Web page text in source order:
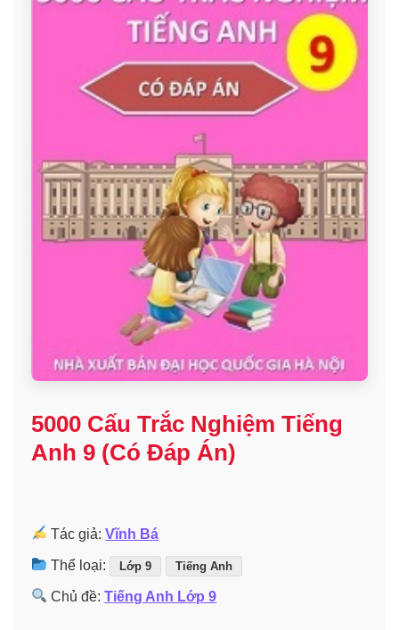
5000 Cấu Trắc Nghiệm Tiếng
Anh 9 (Có Đáp Án)
Tác giả:Vĩnh Bá
Thể loại: Lớp 9 Tiếng Anh
Chủ đề:Tiếng Anh Lớp 9